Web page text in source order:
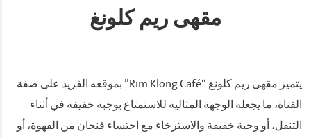
مقهى ريم كلونغ
يتميز مقهى ريم كلونغ “Rim Klong Café” بموقعه الفريد على ضفة
القناة، ما يجعله الوجهة المثالية للاستمتاع بوجبة خفيفة في أثناء
التنقل، أو وجبة خفيفة والاسترخاء مع احتساء فنجان من القهوة، أو